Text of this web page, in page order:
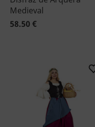
Medieval
58.50 €